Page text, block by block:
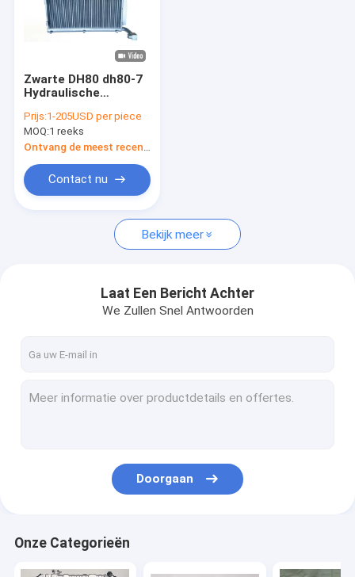
Zwarte DH80 dh80-7
Hydraulische
13G52000
13G52000A
Prijs:1-205USD per piece
MOQ:1 reeks
Contact nu
Bekijk meer
Laat Een Bericht Achter
We Zullen Snel Antwoorden
Doorgaan
Onze Categorieën